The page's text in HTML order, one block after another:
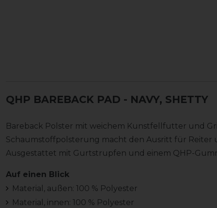
QHP BAREBACK PAD - NAVY, SHETTY
Bareback Polster mit weichem Kunstfellfutter und
Schaumstoffpolsterung macht den Ausritt für Reiter
Ausgestattet mit Gurtstrupfen und einem QHP-
Auf einen Blick
Material, außen: 100 % Polyester
Material, innen: 100 % Polyester